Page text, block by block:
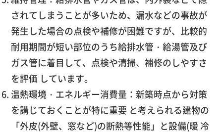
されてしまうことが多いため、漏水などの事故が
発生した場合の点検や補修が困難ですが、比較的
耐用期間が短い部位のうち給排水管・給湯管及び
ガス管に着目して、点検や清掃、補修のしやすさ
を評価 しています。
温熱環境・エネルギー消費量：新築時点から対策
を講じておくことが特に重要 と考えられる建物の
「外皮(外壁、窓など)の断熱等性能」と設備(暖 冷